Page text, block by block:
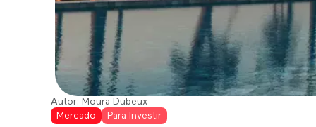
Autor: Moura Dubeux
Mercado
Para Investir